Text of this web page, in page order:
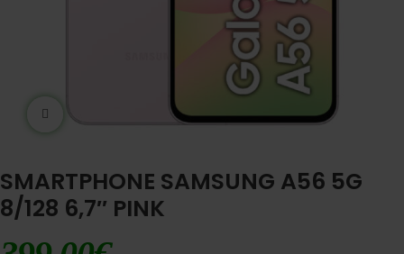
SMARTPHONE SAMSUNG A56 5G
8/128 6,7″ PINK